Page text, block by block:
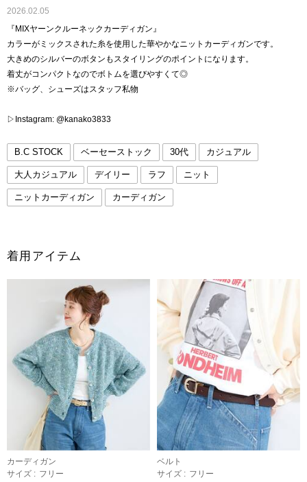
2026.02.05
『MIXヤーンクルーネックカーディガン』
カラーがミックスされた糸を使用した華やかなニットカーディガンです。
大きめのシルバーのボタンもスタイリングのポイントになります。
着丈がコンパクトなのでボトムを選びやすくて◎
※バッグ、シューズはスタッフ私物
▷Instagram: @kanako3833
B.C STOCK ベーセーストック 30代 カジュアル
大人カジュアル デイリー ラフ ニット
ニットカーディガン カーディガン
着用アイテム
カーディガン
サイズ : フリー
ベルト
サイズ : フリー